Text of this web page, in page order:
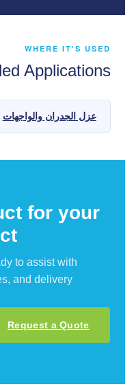
WHERE IT'S USED
Applications
عزل الجدران والواجهات
for your
to assist with
and delivery.
Request a Quote